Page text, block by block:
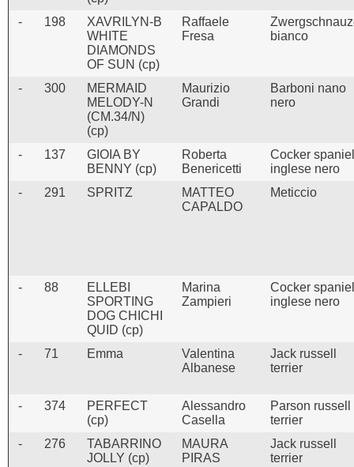
- 198
XAVRILYN-B
WHITE
DIAMONDS
OF SUN (cp)
Raffaele
Fresa
bianco
- 300
MERMAID
MELODY-N
(CM.34/N)
(cp)
Maurizio
Grandi
Barboni nano
nero
- 137
GIOIA BY
BENNY (cp)
Roberta
Benericetti
Cocker spaniel
inglese nero
-
291 SPRITZ
MATTEO
CAPALDO
Meticcio
- 88
ELLEBI
SPORTING
DOG CHICHI
QUID (cp)
Marina
Zampieri
Cocker spaniel
inglese nero
- 71 Emma
Valentina
Albanese
Jack russell
terrier
- 374
PERFECT
(cp)
Alessandro
Casella
Parson russell
terrier
-
276
TABARRINO
JOLLY (cp)
MAURA
PIRAS
Jack russell
terrier